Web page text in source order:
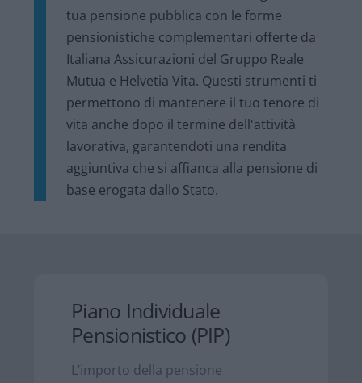
tua pensione pubblica con le forme
pensionistiche complementari offerte da
Italiana Assicurazioni del Gruppo Reale
Mutua e Helvetia Vita. Questi strumenti ti
permettono di mantenere il tuo tenore di
vita anche dopo il termine dell'attività
lavorativa, garantendoti una rendita
aggiuntiva che si affianca alla pensione di
base erogata dallo Stato.
Piano Individuale
Pensionistico​ (PIP)
L’importo della pensione